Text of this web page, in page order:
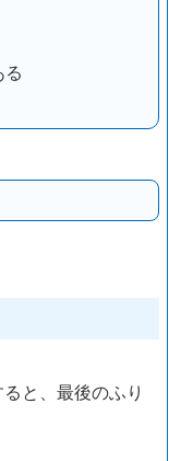
と、最後のふり